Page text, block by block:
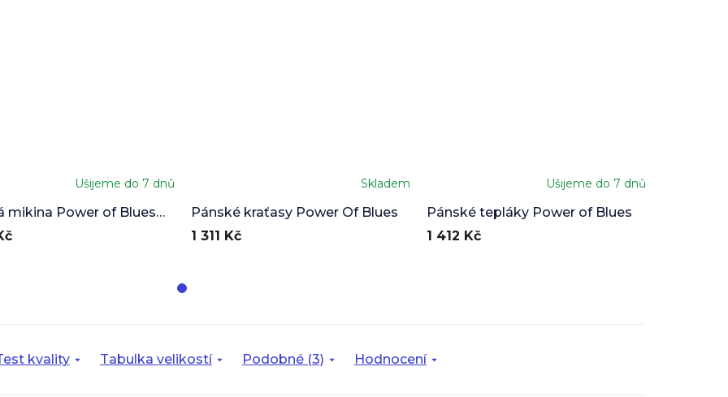
mikina Power of Blues
Ušijeme do 7 dnů
Pánské kraťasy Power Of Blues
Skladem
1 311 Kč
Pánské tepláky Power of Blues
Ušijeme do 7 dnů
1 412 Kč
kvality Tabulka velikostí Podobné (3) Hodnocení